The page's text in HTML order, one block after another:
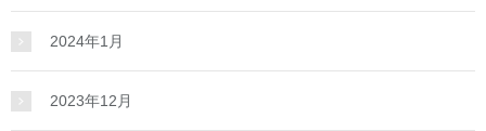
2024年1月
2023年12月